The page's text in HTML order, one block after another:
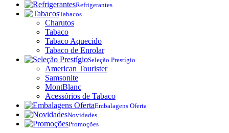
Refrigerantes
Tabacos
Charutos
Tabaco
Tabaco Aquecido
Tabaco de Enrolar
Seleção Prestígio
American Tourister
Samsonite
MontBlanc
Acessórios de Tabaco
Embalagens Oferta
Novidades
Promoções